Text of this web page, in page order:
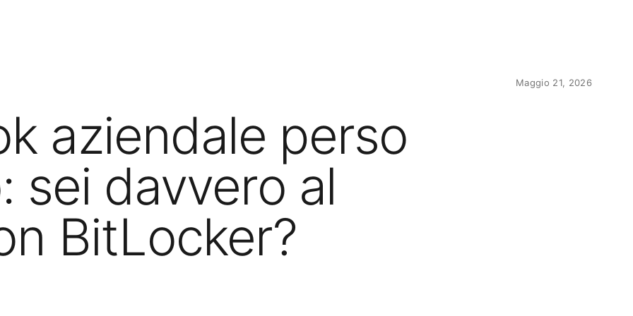
aziendale perso
sei davvero al
BitLocker?
Maggio 21, 2026